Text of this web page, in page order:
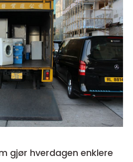
gjør hverdagen enklere